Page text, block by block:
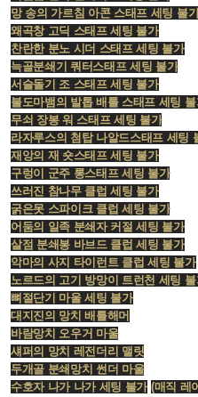
망 송의 가르침 아콘 스태프 세팅 불
왜곡창 고딕 스태프 세팅 불가
찬란한 분노 시더 스태프 세팅 불가
늑골분쇄기 쿼터스태프 세팅 불가
서슬돌기 조 스태프 세팅 불가
불도마뱀의 발톱 배틀 스태프 세팅 불
무쇠 장봉 워 스태프 세팅 불가
라자루스의 첨탑 나알드스태프 세팅
재앙의 재 숏스태프 세팅 불가
구렁이 군주 롱스태프 세팅 불가
쓰러진 참나무 클럽 세팅 불가
굵은못 스파이크 클럽 세팅 불가
어둠의 일족 분쇄자 커절 세팅 불가
살점 분쇄봉 바브드 클럽 세팅 불가
악마의 사지 타이런트 클럽 세팅 불가
노르드의 고기 방망이 트런천 세팅 불
뼈절단기 마울 세팅 불가
대지진의 망치 배틀해머
바람망치 오우거 마울
섀퍼의 망치 레전더리 맬릿
두개골 분쇄망치 썬더 마울
수호자 나가 나가 세팅 불가 (매직 레